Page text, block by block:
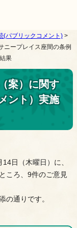
(パブリックコメント) >
ニープレイス座間の条例
果
案）に関す
ント）実施
日（木曜日）に、
ころ、9件のご意見
の通りです。